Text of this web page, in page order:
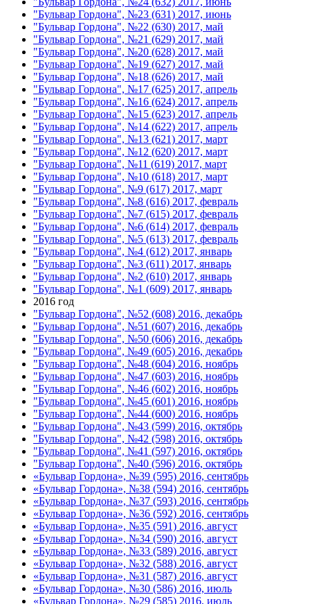
"Бульвар Гордона", №23 (631) 2017, июнь
"Бульвар Гордона", №22 (630) 2017, май
"Бульвар Гордона", №21 (629) 2017, май
"Бульвар Гордона", №20 (628) 2017, май
"Бульвар Гордона", №19 (627) 2017, май
"Бульвар Гордона", №18 (626) 2017, май
"Бульвар Гордона", №17 (625) 2017, апрель
"Бульвар Гордона", №16 (624) 2017, апрель
"Бульвар Гордона", №15 (623) 2017, апрель
"Бульвар Гордона", №14 (622) 2017, апрель
"Бульвар Гордона", №13 (621) 2017, март
"Бульвар Гордона", №12 (620) 2017, март
"Бульвар Гордона", №11 (619) 2017, март
"Бульвар Гордона", №10 (618) 2017, март
"Бульвар Гордона", №9 (617) 2017, март
"Бульвар Гордона", №8 (616) 2017, февраль
"Бульвар Гордона", №7 (615) 2017, февраль
"Бульвар Гордона", №6 (614) 2017, февраль
"Бульвар Гордона", №5 (613) 2017, февраль
"Бульвар Гордона", №4 (612) 2017, январь
"Бульвар Гордона", №3 (611) 2017, январь
"Бульвар Гордона", №2 (610) 2017, январь
"Бульвар Гордона", №1 (609) 2017, январь
2016 год
"Бульвар Гордона", №52 (608) 2016, декабрь
"Бульвар Гордона", №51 (607) 2016, декабрь
"Бульвар Гордона", №50 (606) 2016, декабрь
"Бульвар Гордона", №49 (605) 2016, декабрь
"Бульвар Гордона", №48 (604) 2016, ноябрь
"Бульвар Гордона", №47 (603) 2016, ноябрь
"Бульвар Гордона", №46 (602) 2016, ноябрь
"Бульвар Гордона", №45 (601) 2016, ноябрь
"Бульвар Гордона", №44 (600) 2016, ноябрь
"Бульвар Гордона", №43 (599) 2016, октябрь
"Бульвар Гордона", №42 (598) 2016, октябрь
"Бульвар Гордона", №41 (597) 2016, октябрь
"Бульвар Гордона", №40 (596) 2016, октябрь
«Бульвар Гордона», №39 (595) 2016, сентябрь
«Бульвар Гордона», №38 (594) 2016, сентябрь
«Бульвар Гордона», №37 (593) 2016, сентябрь
«Бульвар Гордона», №36 (592) 2016, сентябрь
«Бульвар Гордона», №35 (591) 2016, август
«Бульвар Гордона», №34 (590) 2016, август
«Бульвар Гордона», №33 (589) 2016, август
«Бульвар Гордона», №32 (588) 2016, август
«Бульвар Гордона», №31 (587) 2016, август
«Бульвар Гордона», №30 (586) 2016, июль
«Бульвар Гордона», №29 (585) 2016, июль